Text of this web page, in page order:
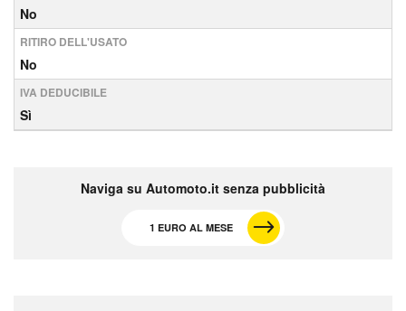
No
RITIRO DELL'USATO
No
IVA DEDUCIBILE
Sì
Naviga su Automoto.it senza pubblicità
1 EURO AL MESE